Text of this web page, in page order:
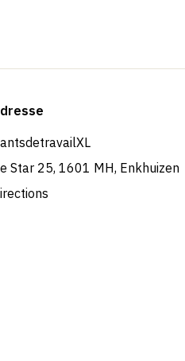
Star 25, 1601 MH, Enkhuizen